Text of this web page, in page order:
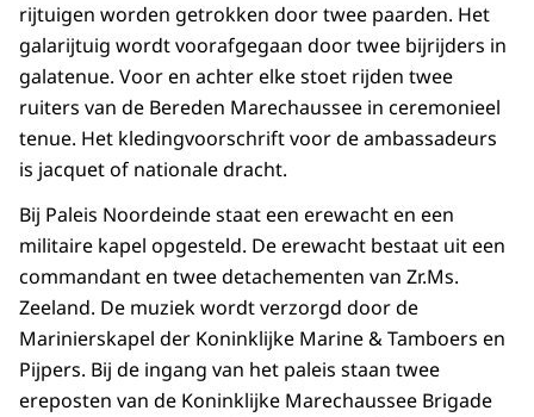
rijtuigen worden getrokken door twee paarden. Het
galarijtuig wordt voorafgegaan door twee bijrijders in
galatenue. Voor en achter elke stoet rijden twee
ruiters van de Bereden Marechaussee in ceremonieel
tenue. Het kledingvoorschrift voor de ambassadeurs
is jacquet of nationale dracht.
Bij Paleis Noordeinde staat een erewacht en een
militaire kapel opgesteld. De erewacht bestaat uit een
commandant en twee detachementen van Zr.Ms.
Zeeland. De muziek wordt verzorgd door de
Marinierskapel der Koninklijke Marine & Tamboers en
Pijpers. Bij de ingang van het paleis staan twee
ereposten van de Koninklijke Marechaussee Brigade